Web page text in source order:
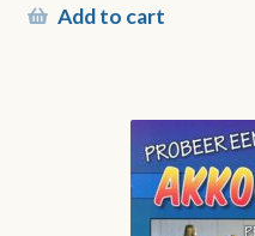
Add to cart